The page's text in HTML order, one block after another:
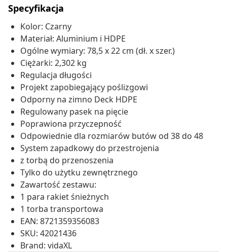
Specyfikacja
Kolor: Czarny
Materiał: Aluminium i HDPE
Ogólne wymiary: 78,5 x 22 cm (dł. x szer.)
Ciężarki: 2,302 kg
Regulacja długości
Projekt zapobiegający poślizgowi
Odporny na zimno Deck HDPE
Regulowany pasek na pięcie
Poprawiona przyczepność
Odpowiednie dla rozmiarów butów od 38 do 48
System zapadkowy do przestrojenia
z torbą do przenoszenia
Tylko do użytku zewnętrznego
Zawartość zestawu:
1 para rakiet śnieżnych
1 torba transportowa
EAN: 8721359356083
SKU: 42021436
Brand: vidaXL